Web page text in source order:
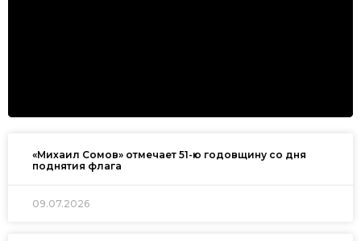
«Михаил Сомов» отмечает 51-ю годовщину со дня
поднятия флага
09.07.2026